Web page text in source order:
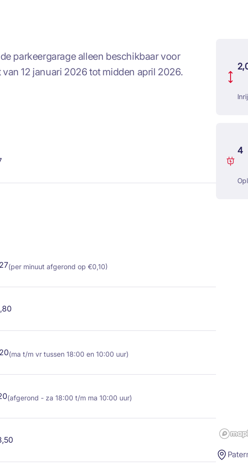
parkeergarage alleen beschikbaar voor
12 januari 2026 tot midden april 2026.
(per minuut afgerond op €0,10)
(ma t/m vr tussen 18:00 en 10:00 uur)
(afgerond - za 18:00 t/m ma 10:00 uur)
4